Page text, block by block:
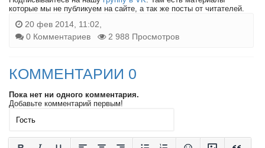
которые мы не публикуем на сайте, а так же посты от читателей.
20 фев 2014, 11:02,
0 Комментариев
2 988 Просмотров
КОММЕНТАРИИ 0
Пока нет ни одного комментария.
Добавьте комментарий первым!